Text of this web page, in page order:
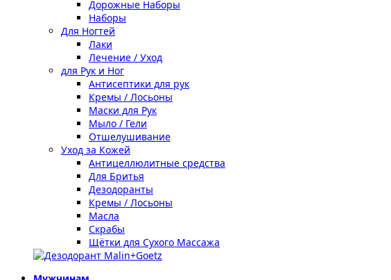
Дорожные Наборы
Наборы
Для Ногтей
Лаки
Лечение / Уход
для Рук и Ног
Антисептики для рук
Кремы / Лосьоны
Маски для Рук
Мыло / Гели
Отшелушивание
Уход за Кожей
Антицеллюлитные средства
Для Бритья
Дезодоранты
Кремы / Лосьоны
Масла
Скрабы
Щётки для Сухого Массажа